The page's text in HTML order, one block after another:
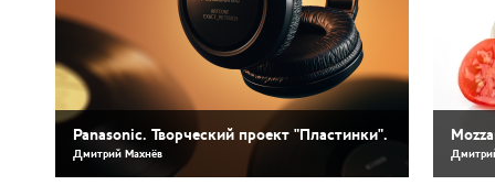
Panasonic. Творческий проект "Пластинки".
Дмитрий Махнёв